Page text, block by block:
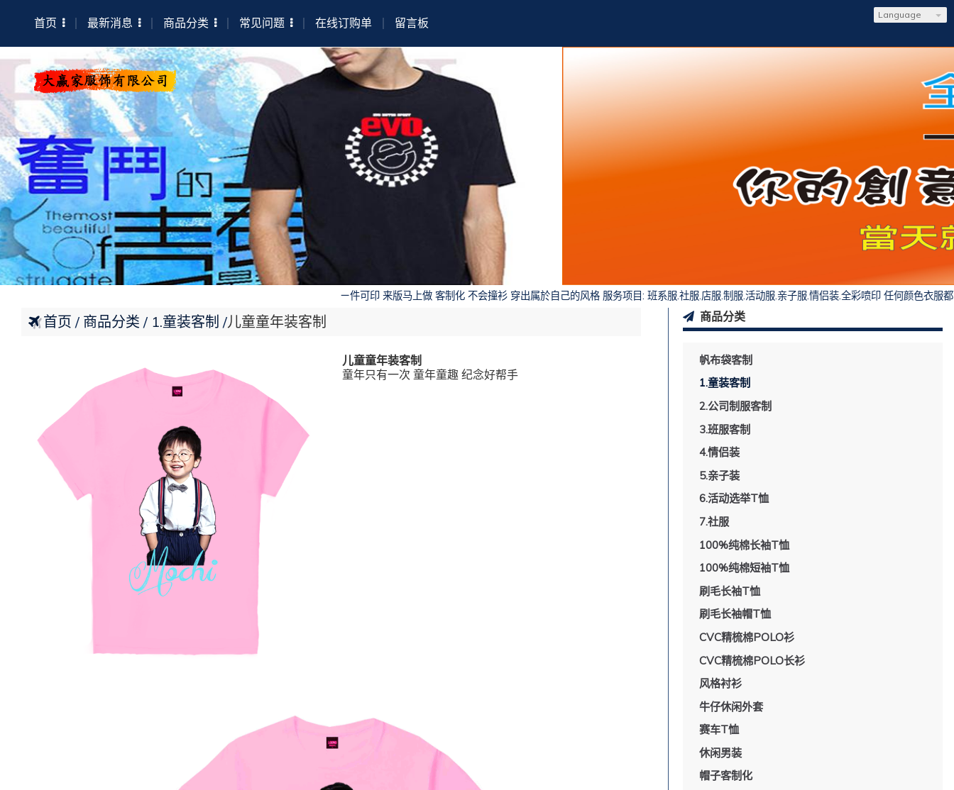
Language
首页 最新消息 商品分类 常见问题 在线订购单 留言板
商品分类
帆布袋客制
1.童装客制
2.公司制服客制
3.班服客制
4.情侣装
5.亲子装
6.活动选举T恤
7.社服
100%纯棉长袖T恤
100%纯棉短袖T恤
刷毛长袖T恤
刷毛长袖帽T恤
CVC精梳棉POLO衫
CVC精梳棉POLO长衫
风格衬衫
牛仔休闲外套
赛车T恤
休闲男装
帽子客制化
ㄧ件可印 来版马上做 客制化 不会撞衫 穿出属於自己的风格 服务项目: 班系服.社服.店服.制服.活动服.亲子服.情侣装.全彩喷印 任何颜色衣服都可
首页 商品分类 1.童装客制 儿童童年装客制
儿童童年装客制
童年只有一次 童年童趣 纪念好帮手